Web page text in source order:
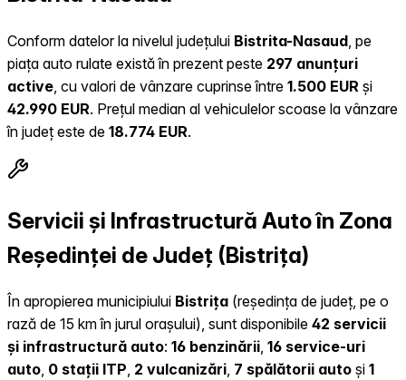
Conform datelor la nivelul județului Bistrita-Nasaud , pe
piața auto rulate există în prezent peste 297 anunțuri
active , cu valori de vânzare cuprinse între 1.500 EUR și
42.990 EUR. Prețul median al vehiculelor scoase la vânzare
în județ este de 18.774 EUR.
Servicii și Infrastructură Auto în Zona
Reședinței de Județ (Bistrița)
În apropierea municipiului Bistrița (reședința de județ, pe o
rază de 15 km în jurul orașului), sunt disponibile 42 servicii
și infrastructură auto: 16 benzinării, 16 service-uri
auto, 0 stații ITP, 2 vulcanizări, 7 spălătorii auto și 1